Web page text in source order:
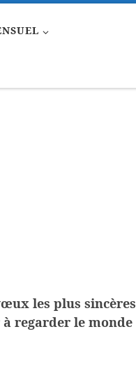
les plus sincères
regarder le monde